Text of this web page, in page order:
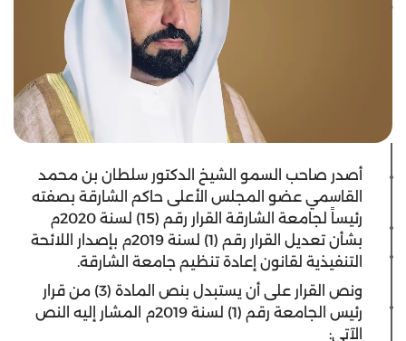
أصدر صاحب السمو الشيخ الدكتور سلطان بن محمد
القاسمي عضو المجلس الأعلى حاكم الشارقة بصفته
رئيساً لجامعة الشارقة القرار رقم (15) لسنة 2020م
بشأن تعديل القرار رقم (1) لسنة 2019م بإصدار اللائحة
التنفيذية لقانون إعادة تنظيم جامعة الشارقة.
ونص القرار على أن يستبدل بنص المادة (3) من قرار
رئيس الجامعة رقم (1) لسنة 2019م المشار إليه النص
الآتي: